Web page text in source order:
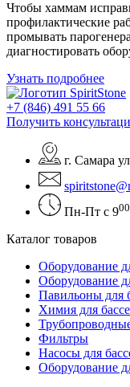
Чтобы хаммам
профилактические
промывать
диагностировать
Узнать подробнее
+7 (846) 491 55 66
Получить
г. Самара
Пн-Пт с 900
Каталог товаров
Оборудование
Оборудование
Павильоны для
Химия для
Фильтры
Насосы для
Оборудование